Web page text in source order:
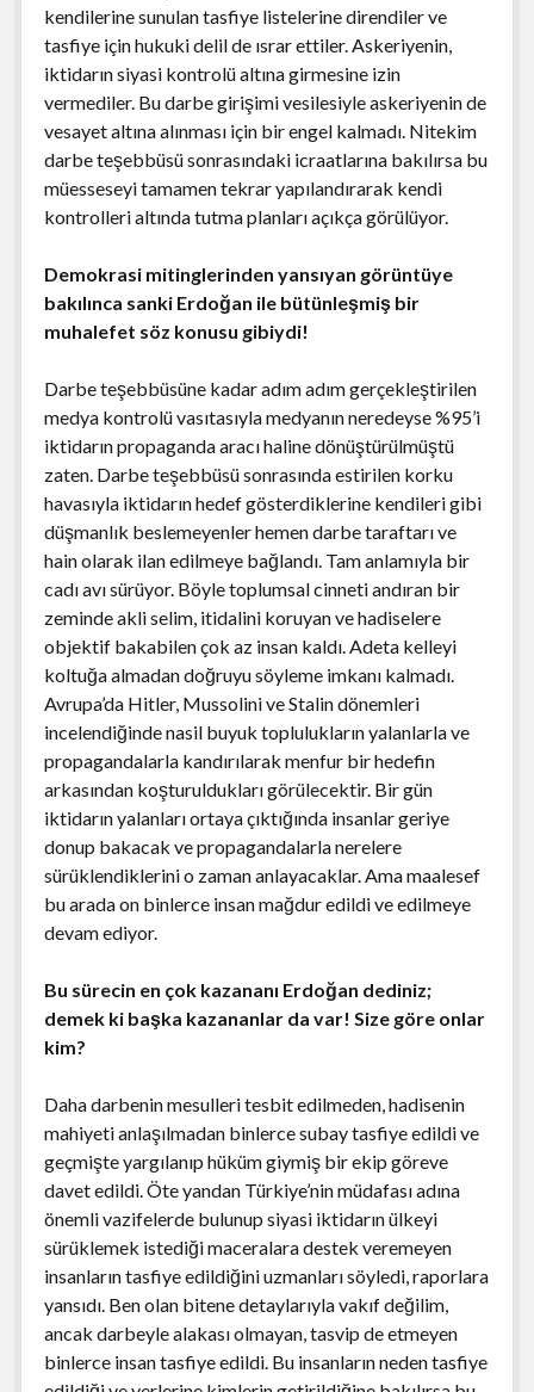
kendilerine sunulan tasfiye listelerine direndiler ve
tasfiye için hukuki delil de ısrar ettiler. Askeriyenin,
iktidarın siyasi kontrolü altına girmesine izin
vermediler. Bu darbe girişimi vesilesiyle askeriyenin de
vesayet altına alınması için bir engel kalmadı. Nitekim
darbe teşebbüsü sonrasındaki icraatlarına bakılırsa bu
müesseseyi tamamen tekrar yapılandırarak kendi
kontrolleri altında tutma planları açıkça görülüyor.
Demokrasi mitinglerinden yansıyan görüntüye
bakılınca sanki Erdoğan ile bütünleşmiş bir
muhalefet söz konusu gibiydi!
Darbe teşebbüsüne kadar adım adım gerçekleştirilen
medya kontrolü vasıtasıyla medyanın neredeyse %95’i
iktidarın propaganda aracı haline dönüştürülmüştü
zaten. Darbe teşebbüsü sonrasında estirilen korku
havasıyla iktidarın hedef gösterdiklerine kendileri gibi
düşmanlık beslemeyenler hemen darbe taraftarı ve
hain olarak ilan edilmeye bağlandı. Tam anlamıyla bir
cadı avı sürüyor. Böyle toplumsal cinneti andıran bir
zeminde akli selim, itidalini koruyan ve hadiselere
objektif bakabilen çok az insan kaldı. Adeta kelleyi
koltuğa almadan doğruyu söyleme imkanı kalmadı.
Avrupa’da Hitler, Mussolini ve Stalin dönemleri
incelendiğinde nasil buyuk toplulukların yalanlarla ve
propagandalarla kandırılarak menfur bir hedefin
arkasından koşturuldukları görülecektir. Bir gün
iktidarın yalanları ortaya çıktığında insanlar geriye
donup bakacak ve propagandalarla nerelere
sürüklendiklerini o zaman anlayacaklar. Ama maalesef
bu arada on binlerce insan mağdur edildi ve edilmeye
devam ediyor.
Bu sürecin en çok kazananı Erdoğan dediniz;
demek ki başka kazananlar da var! Size göre onlar
kim?
Daha darbenin mesulleri tesbit edilmeden, hadisenin
mahiyeti anlaşılmadan binlerce subay tasfiye edildi ve
geçmişte yargılanıp hüküm giymiş bir ekip göreve
davet edildi. Öte yandan Türkiye’nin müdafası adına
önemli vazifelerde bulunup siyasi iktidarın ülkeyi
sürüklemek istediği maceralara destek veremeyen
insanların tasfiye edildiğini uzmanları söyledi, raporlara
yansıdı. Ben olan bitene detaylarıyla vakıf değilim,
ancak darbeyle alakası olmayan, tasvip de etmeyen
binlerce insan tasfiye edildi. Bu insanların neden tasfiye